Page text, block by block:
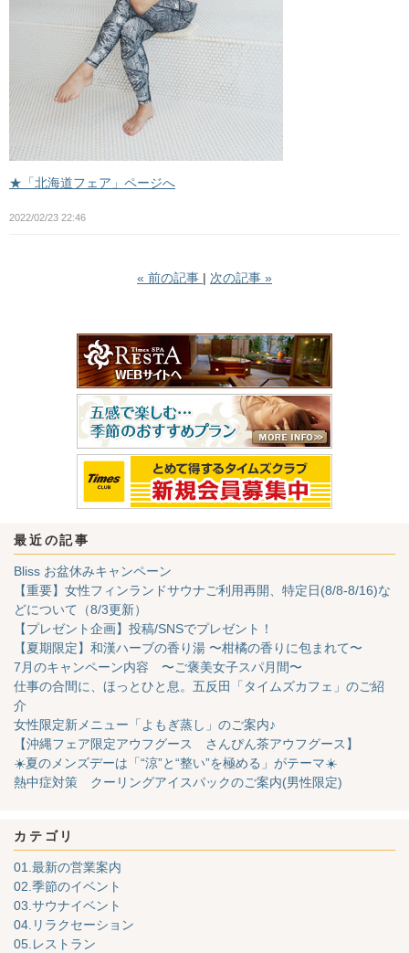
★「北海道フェア」ページへ
2022/02/23 22:46
« 前の記事 次の記事 »
最近の記事
Bliss お盆休みキャンペーン
【重要】女性フィンランドサウナご利用再開、特定日(8/8-8/16)な
どについて（8/3更新）
【プレゼント企画】投稿/SNSでプレゼント！
【夏期限定】和漢ハーブの香り湯 〜柑橘の香りに包まれて〜
7月のキャンペーン内容 〜ご褒美女子スパ月間〜
仕事の合間に、ほっとひと息。五反田「タイムズカフェ」のご紹
介
女性限定新メニュー「よもぎ蒸し」のご案内♪
【沖縄フェア限定アウフグース さんぴん茶アウフグース】
☀️夏のメンズデーは「“涼”と“整い”を極める」がテーマ☀️
熱中症対策 クーリングアイスパックのご案内(男性限定)
カテゴリ
01.最新の営業案内
02.季節のイベント
03.サウナイベント
04.リラクセーション
05.レストラン